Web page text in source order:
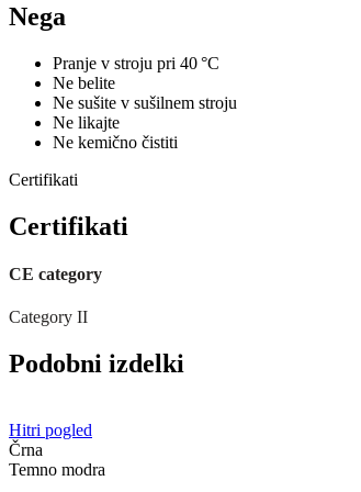
Nega
Pranje v stroju pri 40 °C
Ne belite
Ne sušite v sušilnem stroju
Ne likajte
Ne kemično čistiti
Certifikati
Certifikati
CE category
Category II
Podobni izdelki
Hitri pogled
Črna
Temno modra